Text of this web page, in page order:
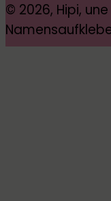
© 2026, Hipi,